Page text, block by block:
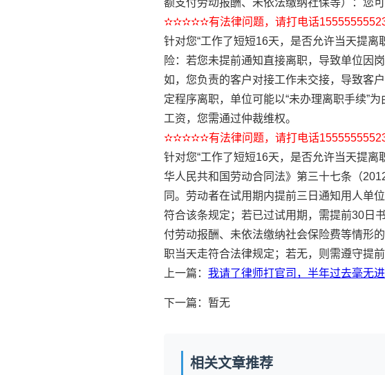
额支付劳动报酬、未依法缴纳社保等）：您
✫✫✫✫✫有法律问题，请打电话
针对您“工作了短短16天，是否允许当天提
险：若您未提前通知直接离职，导致单位因
如，您负责的客户对接工作未交接，导致客
定程序离职，单位可能以“未办理离职手续”
工资，您需通过仲裁维权。
✫✫✫✫✫有法律问题，请打电话
针对您“工作了短短16天，是否允许当天提
华人民共和国劳动合同法》第三十七条（
同。劳动者在试用期内提前三日通知用人单
符合该条规定；若已过试用期，需提前30日
付劳动报酬、未依法缴纳社会保险费等情形
职当天走符合法律规定；若无，则需遵守提前
上一篇： 我请了律师打官司，半年过去毫无
下一篇：暂无
相关文章推荐